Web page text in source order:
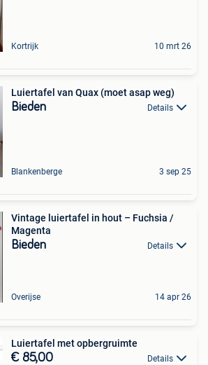
Kortrijk 10 mrt 26
Luiertafel van Quax (moet asap weg)
Bieden Details
Blankenberge 3 sep 25
Vintage luiertafel in hout – Fuchsia /
Magenta
Bieden Details
Overijse 14 apr 26
Luiertafel met opbergruimte
€ 85,00 Details